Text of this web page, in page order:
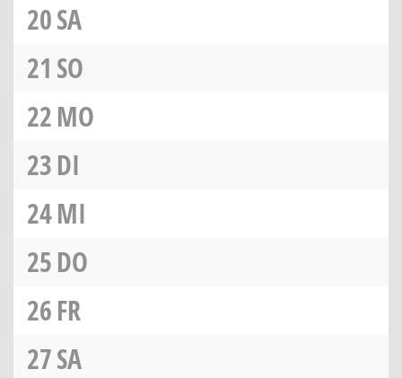
20SA
21 SO
22MO
23DI
24MI
25DO
26FR
27SA